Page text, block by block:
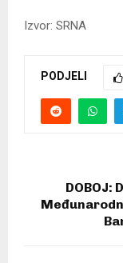
Izvor: SRNA
PODJELI
DOBOJ: